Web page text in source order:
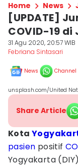
Home News
[UPDATE]
COVID-19
31 Agu 2020, 20:57 WIB
Febriana Sintasari
News Channel
unsplash.com/United
Share Article
Kota
pasien positif
Yogyakarta